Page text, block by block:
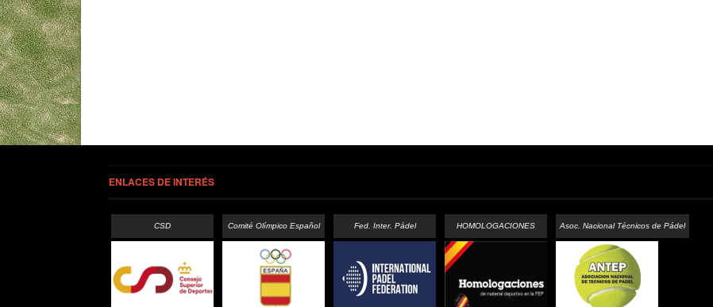
ENLACES DE INTERÉS
CSD Comité Olímpico Español Fed. Inter. Pádel HOMOLOGACIONES Asoc. Nacional Técnicos de Pádel